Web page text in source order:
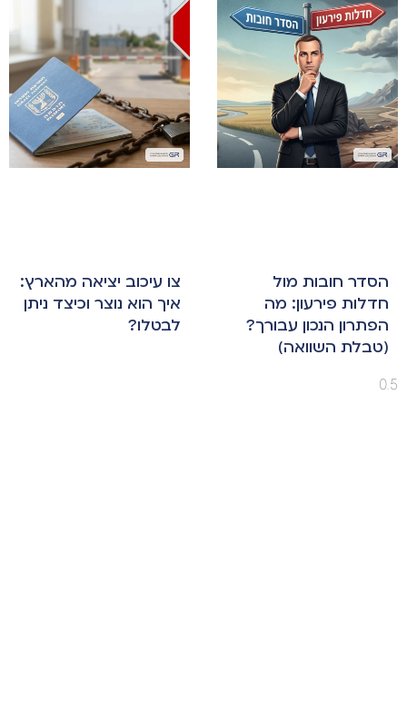
הסדר חובות מול
חדלות פירעון: מה
הפתרון הנכון עבורך?
(טבלת השוואה)
צו עיכוב יציאה מהארץ:
איך הוא נוצר וכיצד ניתן
לבטלו?